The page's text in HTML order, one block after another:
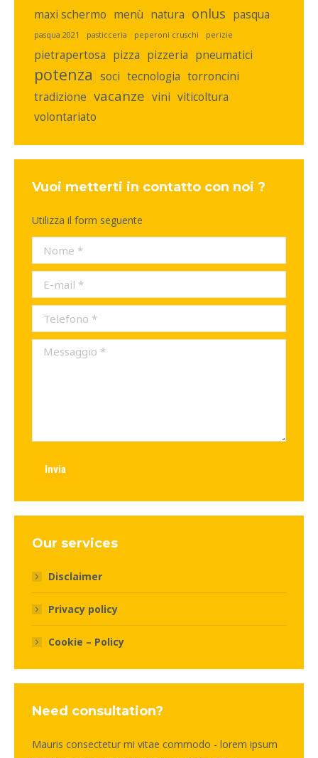
maxi schermo menù natura onlus pasqua
pasqua 2021 pasticceria peperoni cruschi perizie
pietrapertosa pizza pizzeria pneumatici
potenza soci tecnologia torroncini
tradizione vacanze vini viticoltura
volontariato
Vuoi metterti in contatto con noi ?
Utilizza il form seguente
Nome *
E-mail *
Telefono *
Messaggio *
Invia
Our services
Disclaimer
Privacy policy
Cookie – Policy
Need consultation?
Mauris consectetur mi vitae commodo - lorem ipsum